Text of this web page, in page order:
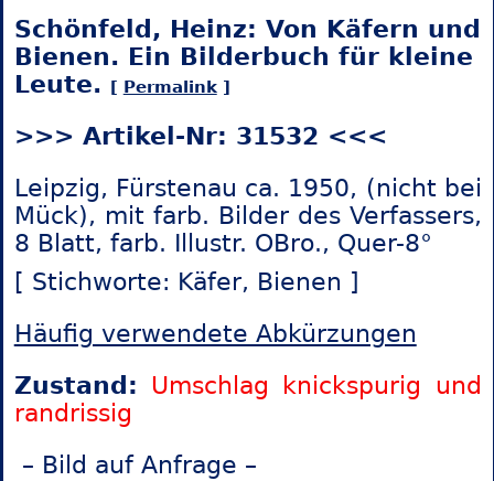
Schönfeld, Heinz: Von Käfern und
Bienen. Ein Bilderbuch für kleine
Leute. [ Permalink]
>>> Artikel-Nr: 31532 <<<
Leipzig, Fürstenau ca. 1950, (nicht bei
Mück), mit farb. Bilder des Verfassers,
8 Blatt, farb. Illustr. OBro., Quer-8°
[ Stichworte: Käfer, Bienen ]
Häufig verwendete Abkürzungen
Zustand: Umschlag knickspurig und
randrissig
– Bild auf Anfrage –